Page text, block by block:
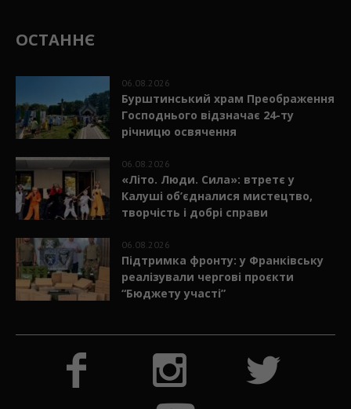
ОСТАННЄ
06.08.2026
Бурштинський храм Преображення
Господнього відзначає 24-ту
річницю освячення
06.08.2026
«Літо. Люди. Сила»: втретє у
Калуші об’єдналися мистецтво,
творчість і добрі справи
06.08.2026
Підтримка фронту: у Франківську
реалізували чергові проєкти
“Бюджету участі”